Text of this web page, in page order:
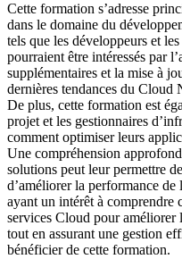
Cette formation s’adresse
dans le domaine du
tels que les développeurs et
pourraient être intéressés par
supplémentaires et la mise à
dernières tendances du Cloud
De plus, cette formation est
projet et les gestionnaires
comment optimiser leurs
Une compréhension
solutions peut leur permettre
d’améliorer la performance
ayant un intérêt à comprendre
services Cloud pour améliorer
tout en assurant une gestion
bénéficier de cette formation.